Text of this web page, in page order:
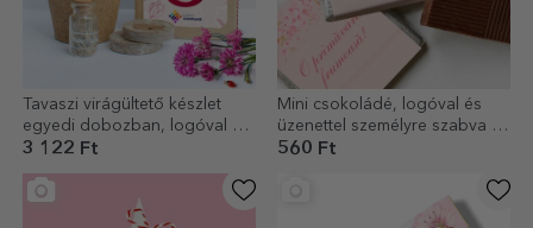
Tavaszi virágültető készlet
egyedi dobozban, logóval és
üzenettel – március 8.
3 122 Ft
Mini csokoládé, logóval és
üzenettel személyre szabva –
Tavasz
560 Ft